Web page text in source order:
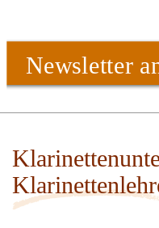
Newsletter